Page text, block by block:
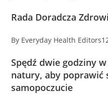
Rada Doradcza
By Everyday Health
Spędź dwie godziny
natury, aby poprawić
samopoczucie